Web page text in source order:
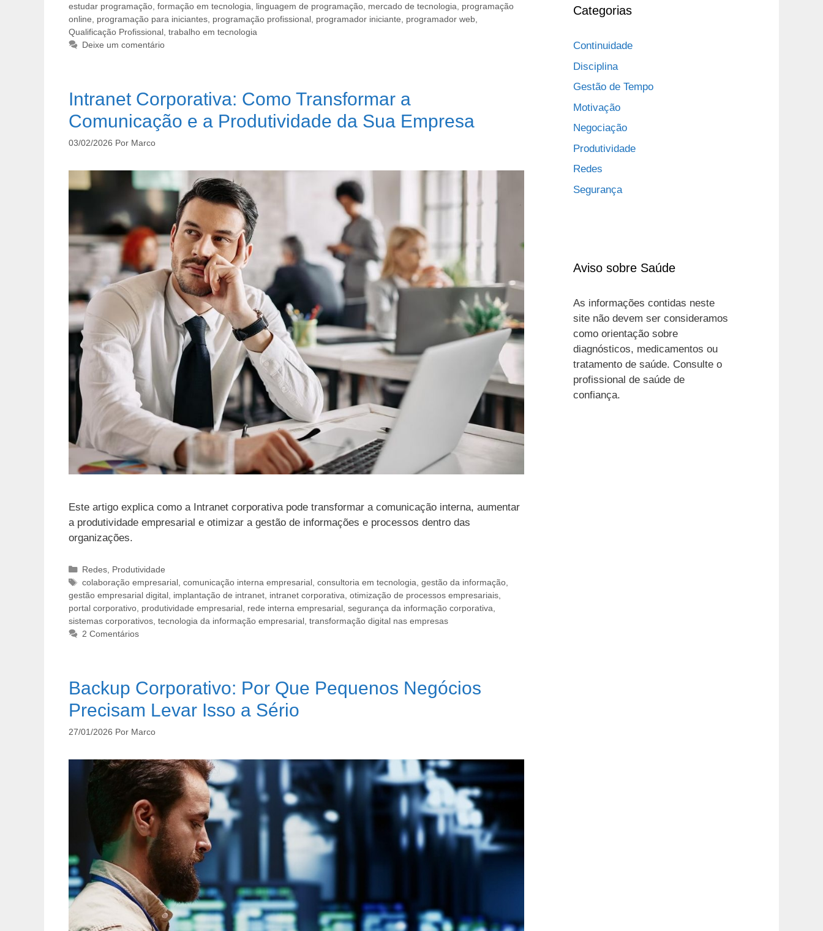
estudar programação formação em tecnologia linguagem de programação mercado de tecnologia
programação
online
programação para iniciantes programação profissional programador iniciante programador web
Qualificação Profissional trabalho em tecnologia
Deixe um comentário
Intranet Corporativa: Como Transformar a
Comunicação e a Produtividade da Sua Empresa
03/02/2026 Por Marco
Este artigo explica como a Intranet corporativa pode transformar a comunicação interna, aumentar
a produtividade empresarial e otimizar a gestão de informações e processos dentro das
organizações.
Categorias
Redes, Produtividade
Tags
colaboração empresarial, comunicação interna empresarial, consultoria em tecnologia gestão da informação,
gestão empresarial digital implantação de intranet intranet corporativa otimização de processos empresariais
portal corporativo produtividade empresarial rede interna empresarial segurança da informação corporativa
sistemas corporativos tecnologia da informação empresarial transformação digital nas empresas
2 Comentários
Backup Corporativo: Por Que Pequenos Negócios
Precisam Levar Isso a Sério
27/01/2026 Por Marco
Categorias
Continuidade
Disciplina
Gestão de Tempo
Motivação
Negociação
Produtividade
Redes
Segurança
Aviso sobre Saúde
As informações contidas neste
site não devem ser consideramos
como orientação sobre
diagnósticos, medicamentos ou
tratamento de saúde. Consulte o
profissional de saúde de
confiança.